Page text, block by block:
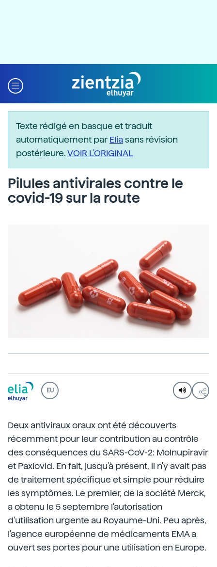
Texte rédigé en basque et traduit
automatiquement parEliasans révision
postérieure.VOIR L'ORIGINAL
Pilules antivirales contre le
covid-19 sur la route
EU
Deux antiviraux oraux ont été découverts
récemment pour leur contribution au contrôle
des conséquences du SARS-CoV-2: Molnupiravir
et Paxlovid. En fait, jusqu'à présent, il n'y avait pas
de traitement spécifique et simple pour réduire
les symptômes. Le premier, de la société Merck,
a obtenu le 5 septembre l'autorisation
d'utilisation urgente au Royaume-Uni. Peu après,
l'agence européenne de médicaments EMA a
ouvert ses portes pour une utilisation en Europe.